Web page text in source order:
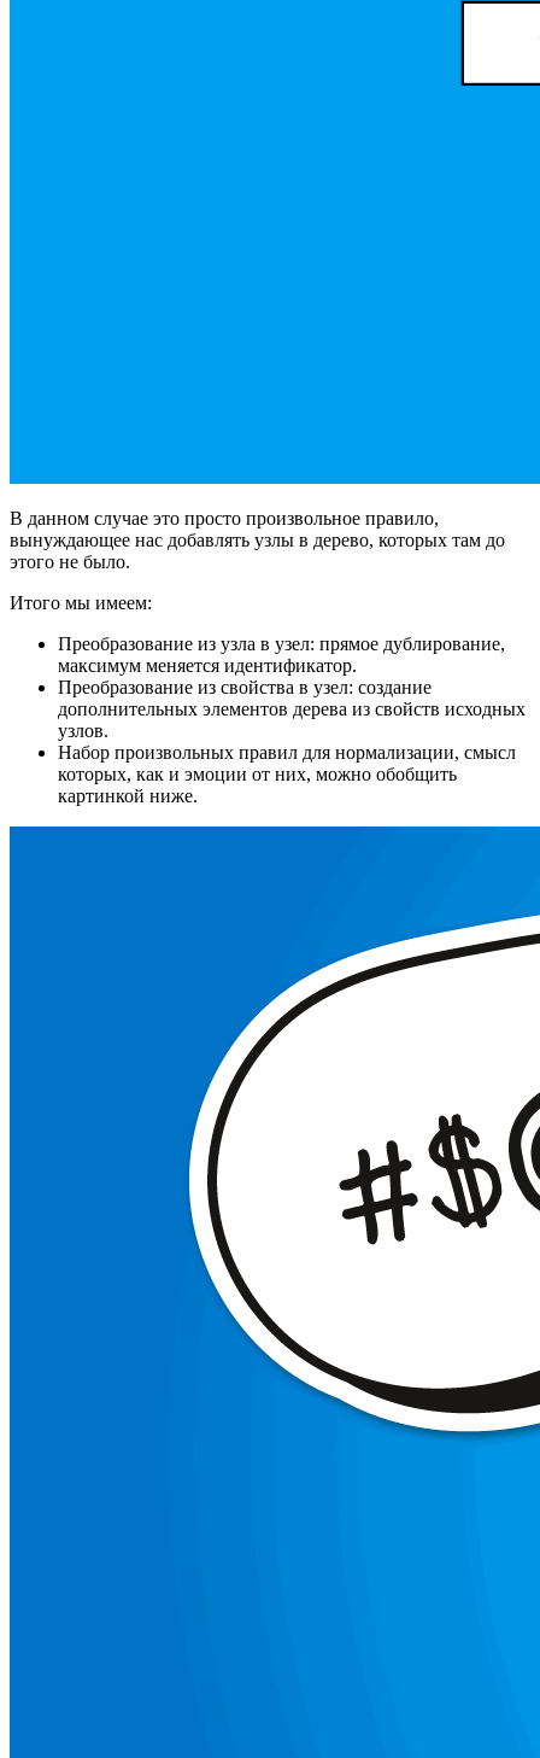
В данном случае это просто произвольное правило,
вынуждающее нас добавлять узлы в дерево, которых там до
этого не было.
Итого мы имеем:
Преобразование из узла в узел: прямое дублирование,
максимум меняется идентификатор.
Преобразование из свойства в узел: создание
дополнительных элементов дерева из свойств исходных
узлов.
Набор произвольных правил для нормализации, смысл
которых, как и эмоции от них, можно обобщить
картинкой ниже.